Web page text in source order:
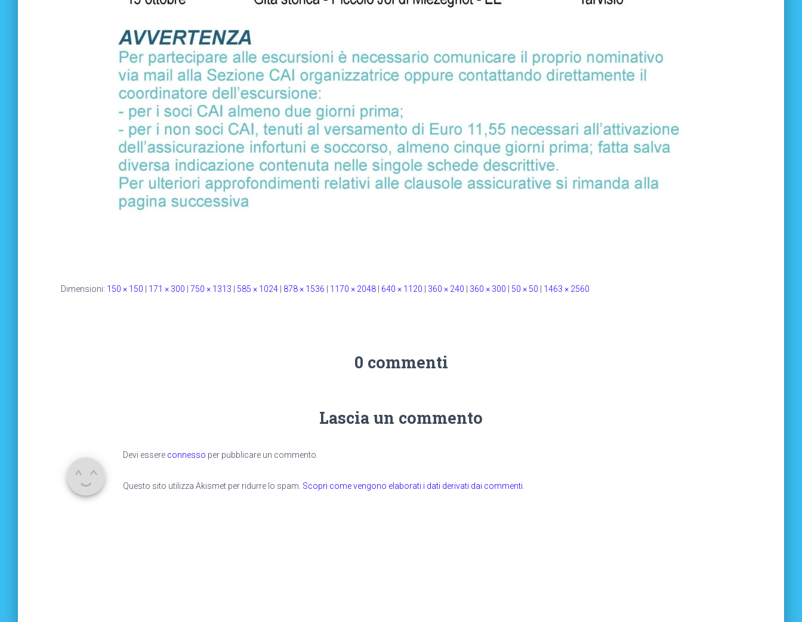
Dimensioni: 150 × 150 171 × 300 750 × 1313 585 × 1024 878 × 1536 1170 × 2048 640 × 1120 360 × 240 360 × 300 50 × 50 1463 × 2560
0 commenti
Lascia un commento
Devi essere connesso per pubblicare un commento.
Questo sito utilizza Akismet per ridurre lo spam. Scopri come vengono elaborati i dati derivati dai commenti